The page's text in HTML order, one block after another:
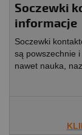
Soczewki
informacje
Soczewki
są powszechnie
nawet nauka,